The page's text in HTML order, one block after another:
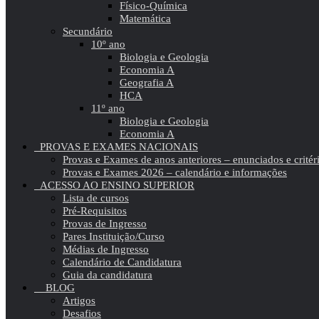
Físico-Química
Matemática
Secundário
10º ano
Biologia e Geologia
Economia A
Geografia A
HCA
11º ano
Biologia e Geologia
Economia A
PROVAS E EXAMES NACIONAIS
Provas e Exames de anos anteriores – enunciados e
Provas e Exames 2026 – calendário e informações
ACESSO AO ENSINO SUPERIOR
Lista de cursos
Pré-Requisitos
Provas de Ingresso
Pares Instituição/Curso
Médias de Ingresso
Calendário de Candidatura
Guia da candidatura
BLOG
Artigos
Desafios